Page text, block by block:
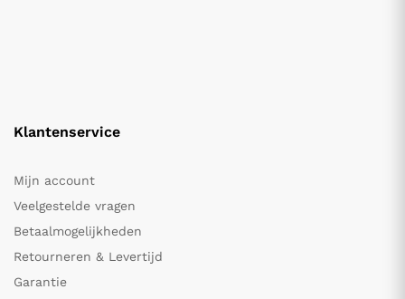
Klantenservice
Mijn account
Veelgestelde vragen
Betaalmogelijkheden
Retourneren & Levertijd
Garantie